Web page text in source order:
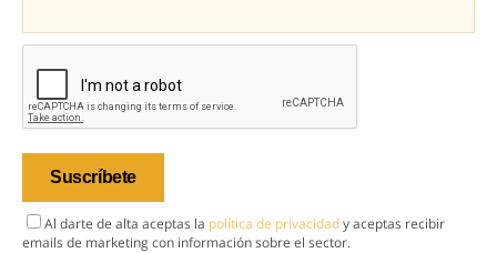
Al darte de alta aceptas la política de privacidady aceptas recibir
emails de marketing con información sobre el sector.